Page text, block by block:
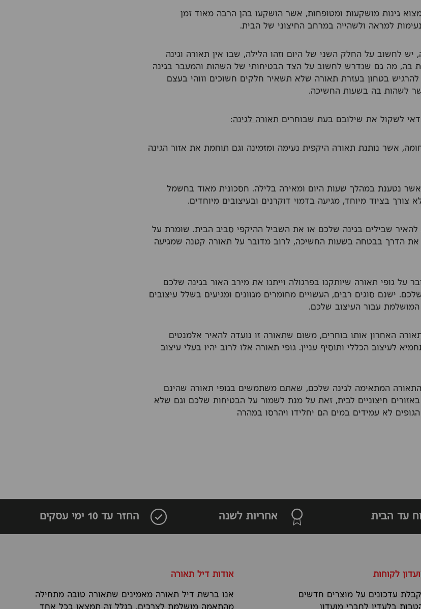
גינות מושקעות ומטופחות, אשר הושקעו בהן הרבה מאוד זמן
למראה ולשהייה במרחב החיצוני של הבית.
יש לחשוב על החלק השני של היום וזהו הלילה, שבו אין תאורה וגינה
בה, מה גם שנדרש לחשוב על הצד הבטיחותי של השהות והמעבר בגינה
בטחון בעזרת תאורה שלא תשאיר חלקים חשוכים וזוהי בעצם
לשהות בה בשעות החשיכה.
לשקול את שילובם בעת שבוחרים תאורה לגינה:
אשר נותנת תאורה היקפית נעימה ומזמינה וגם תוחמת את אזור הגינה
נטענת במהלך שעות היום ומאירה בלילה. חסכונית מאוד בחשמל
צורך בציוד מיוחד, מגיעה בדמוי דוקרנים ובעיצובים מיוחדים.
שבילים בגינה שלכם או את השביל ההיקפי סביב הבית. שומרת על
הדרך בבטחה בשעות החשיכה, לרוב מדובר על תאורה קטנה שמגיעה
על גופי תאורה שיותקנו בפרגולה וייתנו את מירב האור בגינה שלכם
ישנם סוגים רבים, העשויים מחומרים מגוונים ומגיעים בשלל עיצובים
עבור העיצוב שלכם.
האחרון אותו בוחרים, משום שתאורה זו נועדה להאיר אלמנטים
לעיצוב הכללי ותוסיף עניין. גופי תאורה אלו לרוב יהיו בעלי עיצוב
המתאימה לגינה שלכם, שאתם משתמשים בגופי תאורה שהינם
חיצוניים לבית, זאת על מנת לשמור על הבטיחות שלכם וגם שלא
לא עמידים במים הם יחלידו ויהרסו במהרה
עד הבית אחריות לשנה החזר עד 10 ימי עסקים
לקוחות
עדכונים על מוצרים חדשים
אודות דיל תאורה
אנו ברשת דיל תאורה מאמינים שתאורה טובה מתחילה